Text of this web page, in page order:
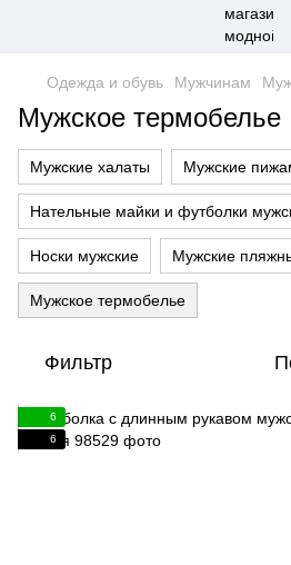
Одежда и обувь Мужчинам
Мужское термобелье
Мужские халаты Мужские
Нательные майки и футболки
Носки мужские Мужские
Мужское термобелье
Фильтр
6
6